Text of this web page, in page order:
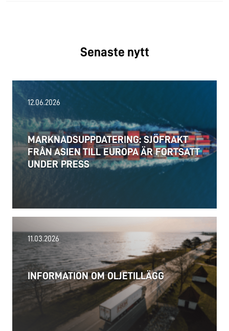
Senaste nytt
12.06.2026
MARKNADSUPPDATERING: SJÖFRAKT
FRÅN ASIEN TILL EUROPA ÄR FORTSATT
UNDER PRESS
11.03.2026
INFORMATION OM OLJETILLÄGG